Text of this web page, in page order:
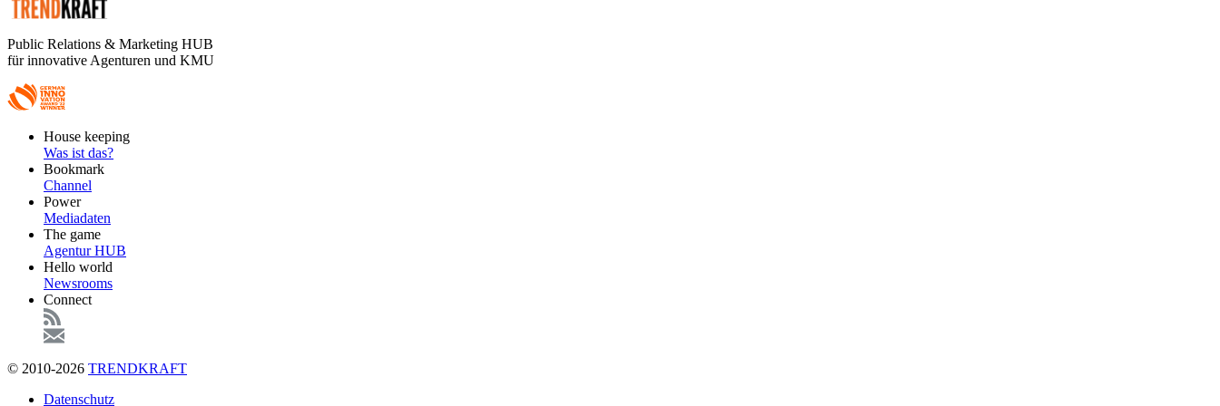
Public Relations & Marketing HUB
für innovative Agenturen und KMU
FooterHouse keeping
Was ist das?
Bookmark
Channel
Power
Mediadaten
The game
Agentur HUB
Hello world
Newsrooms
Connect
© 2010-2026 TRENDKRAFT
FußzeileDatenschutz